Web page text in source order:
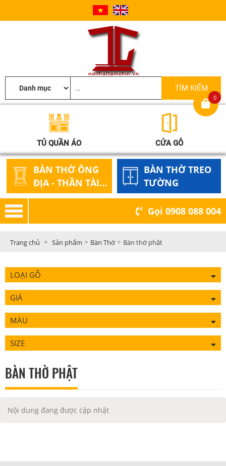
TỦ QUẦN ÁO CỬA GỖ
BÀN THỜ ÔNG
ĐỊA - THẦN TÀI
GỖ
BÀN THỜ TREO
TƯỜNG
Gọi 0908 088 004
Trang chủ Sản phẩm Bàn Thờ Bàn thờ phật
LOẠI GỖ
GIÁ
MÀU
SIZE
BÀN THỜ PHẬT
Nội dung đang được cập nhật
0